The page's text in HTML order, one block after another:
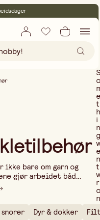
499:-
bare om garn og
gjør arbeidet både
om du trenger
tilbehørene som gjør
snorer Dyr & dokker
e
t
h
i
n
g
e
n
t
r
n
..